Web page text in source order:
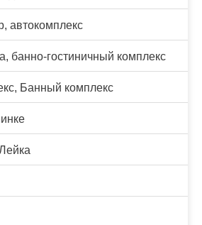
автокомплекс
банно-гостиничный комплекс
Банный комплекс